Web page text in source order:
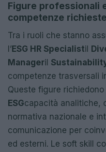
Figure professionali
competenze richieste
Tra i ruoli che stanno
l’ESG HR Specialistil
Manageril
competenze trasversali
Queste figure
ESGcapacità analitiche,
normativa nazionale e
comunicazione per
ed esterni. Le soft skill